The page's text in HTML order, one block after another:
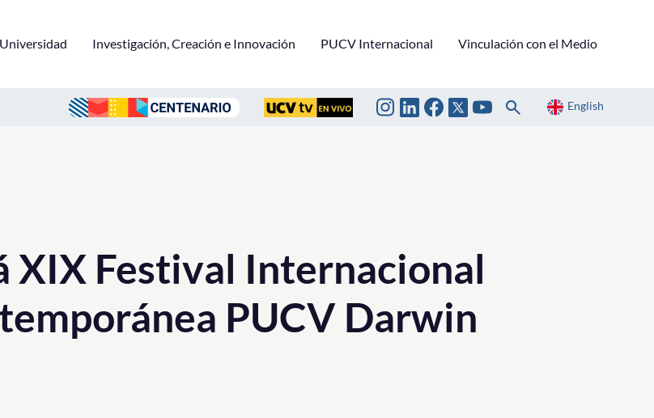
Investigación, Creación e Innovación PUCV Internacional Vinculación con el Medio
English
XIX Festival Internacional
PUCV Darwin